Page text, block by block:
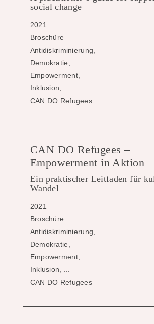
social change
2021
Broschüre
Antidiskriminierung,
Demokratie,
Empowerment,
Inklusion, ...
CAN DO Refugees
CAN DO Refugees –
Empowerment in Aktion
Ein praktischer Leitfaden für
Wandel
2021
Broschüre
Antidiskriminierung,
Demokratie,
Empowerment,
Inklusion, ...
CAN DO Refugees